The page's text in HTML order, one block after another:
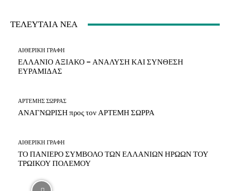
ΤΕΛΕΥΤΑΙΑ ΝΕΑ
ΑΙΘΕΡΙΚΗ ΓΡΑΦΗ
ΕΛΛΑΝΙΟ ΑΞΙΑΚΟ – ΑΝΑΛΥΣΗ ΚΑΙ ΣΥΝΘΕΣΗ
ΕΥΡΑΜΙΔΑΣ
ΑΡΤΕΜΗΣ ΣΩΡΡΑΣ
ΑΝΑΓΝΩΡΙΣΗ προς τον ΑΡΤΕΜΗ ΣΩΡΡΑ
ΑΙΘΕΡΙΚΗ ΓΡΑΦΗ
ΤΟ ΠΑΝΙΕΡΟ ΣΥΜΒΟΛΟ ΤΩΝ ΕΛΛΑΝΙΩΝ ΗΡΩΩΝ ΤΟΥ
ΤΡΩΙΚΟΥ ΠΟΛΕΜΟΥ